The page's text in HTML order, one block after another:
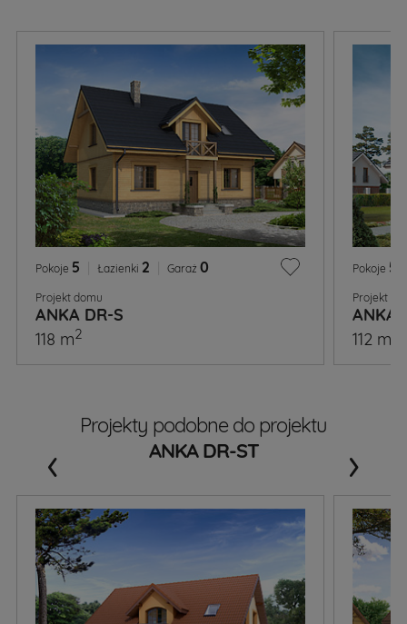
Pokoje 5 Łazienki 2 Garaż 0
Projekt domu
ANKA DR-S
118 m2
Pokoje 5
Projekt
ANKA
112 m
Projekty podobne do projektu
ANKA DR-ST
‹ ›